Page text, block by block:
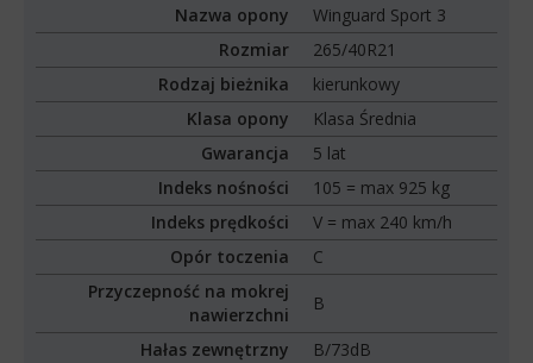
Nazwa opony
Winguard Sport 3
Rozmiar
265/40R21
Rodzaj bieżnika
kierunkowy
Klasa opony
Klasa Średnia
Gwarancja
5 lat
Indeks nośności
105 = max 925 kg
Indeks prędkości
V = max 240 km/h
Opór toczenia
C
Przyczepność na mokrej
nawierzchni
B
Hałas zewnętrzny
B/73dB